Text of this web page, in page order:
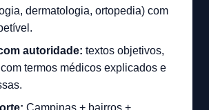
dermatologia, ortopedia) com
autoridade: textos objetivos,
termos médicos explicados e
Campinas + bairros +